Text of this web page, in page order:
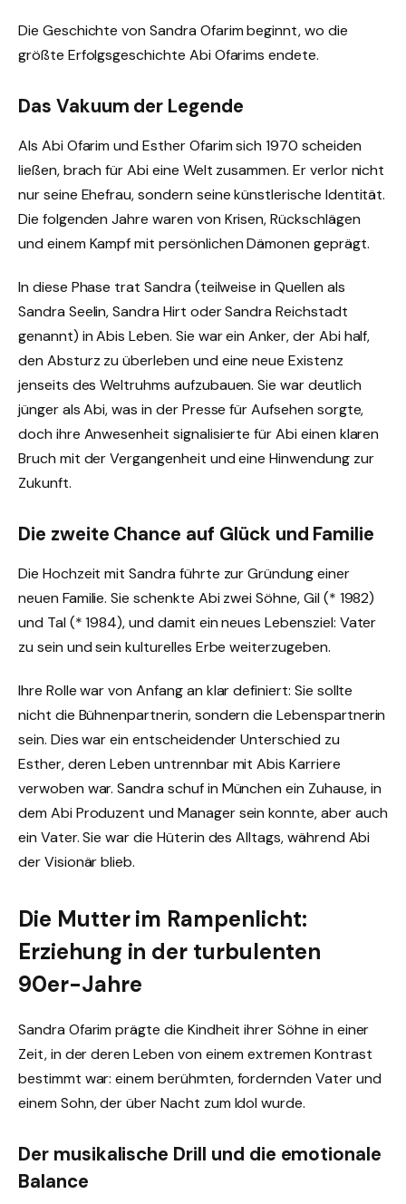
Die Geschichte von Sandra Ofarim beginnt, wo die
größte Erfolgsgeschichte Abi Ofarims endete.
Das Vakuum der Legende
Als Abi Ofarim und Esther Ofarim sich 1970 scheiden
ließen, brach für Abi eine Welt zusammen. Er verlor nicht
nur seine Ehefrau, sondern seine künstlerische Identität.
Die folgenden Jahre waren von Krisen, Rückschlägen
und einem Kampf mit persönlichen Dämonen geprägt.
In diese Phase trat Sandra (teilweise in Quellen als
Sandra Seelin, Sandra Hirt oder Sandra Reichstadt
genannt) in Abis Leben. Sie war ein Anker, der Abi half,
den Absturz zu überleben und eine neue Existenz
jenseits des Weltruhms aufzubauen. Sie war deutlich
jünger als Abi, was in der Presse für Aufsehen sorgte,
doch ihre Anwesenheit signalisierte für Abi einen klaren
Bruch mit der Vergangenheit und eine Hinwendung zur
Zukunft.
Die zweite Chance auf Glück und Familie
Die Hochzeit mit Sandra führte zur Gründung einer
neuen Familie. Sie schenkte Abi zwei Söhne, Gil (* 1982)
und Tal (* 1984), und damit ein neues Lebensziel: Vater
zu sein und sein kulturelles Erbe weiterzugeben.
Ihre Rolle war von Anfang an klar definiert: Sie sollte
nicht die Bühnenpartnerin, sondern die Lebenspartnerin
sein. Dies war ein entscheidender Unterschied zu
Esther, deren Leben untrennbar mit Abis Karriere
verwoben war. Sandra schuf in München ein Zuhause, in
dem Abi Produzent und Manager sein konnte, aber auch
ein Vater. Sie war die Hüterin des Alltags, während Abi
der Visionär blieb.
Die Mutter im Rampenlicht:
Erziehung in der turbulenten
90er-Jahre
Sandra Ofarim prägte die Kindheit ihrer Söhne in einer
Zeit, in der deren Leben von einem extremen Kontrast
bestimmt war: einem berühmten, fordernden Vater und
einem Sohn, der über Nacht zum Idol wurde.
Der musikalische Drill und die emotionale
Balance